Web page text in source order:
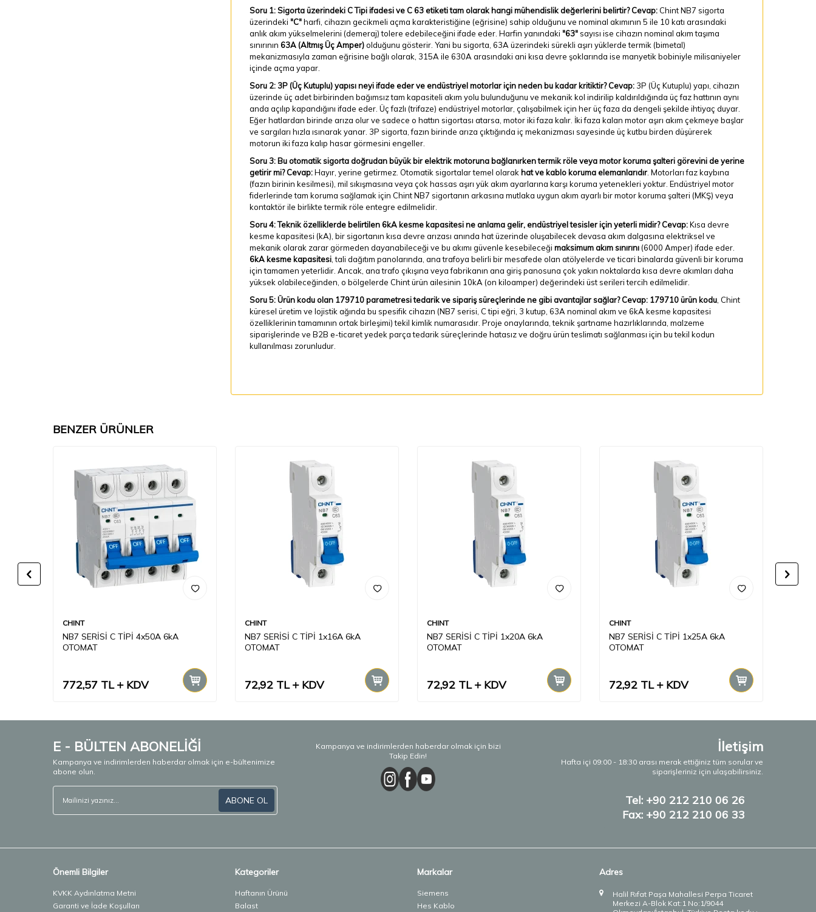
Soru 1: Sigorta üzerindeki C Tipi ifadesi ve C 63 etiketi tam olarak hangi mühendislik değerlerini belirtir? Cevap:Chint NB7 sigorta
üzerindeki "C"harfi, cihazın gecikmeli açma karakteristiğine (eğrisine) sahip olduğunu ve nominal akımının 5 ile 10 katı arasındaki
anlık akım yükselmelerini (demeraj) tolere edebileceğini ifade eder. Harfin yanındaki "63"sayısı ise cihazın nominal akım taşıma
sınırının 63A (Altmış Üç Amper)olduğunu gösterir. Yani bu sigorta, 63A üzerindeki sürekli aşırı yüklerde termik (bimetal)
mekanizmasıyla zaman eğrisine bağlı olarak, 315A ile 630A arasındaki ani kısa devre şoklarında ise manyetik bobiniyle milisaniyeler
içinde açma yapar.
Soru 2: 3P (Üç Kutuplu) yapısı neyi ifade eder ve endüstriyel motorlar için neden bu kadar kritiktir? Cevap:3P (Üç Kutuplu) yapı, cihazın
üzerinde üç adet birbirinden bağımsız tam kapasiteli akım yolu bulunduğunu ve mekanik kol indirilip kaldırıldığında üç faz hattının aynı
anda açılıp kapandığını ifade eder. Üç fazlı (trifaze) endüstriyel motorlar, çalışabilmek için her üç faza da dengeli şekilde ihtiyaç duyar.
Eğer hatlardan birinde arıza olur ve sadece o hattın sigortası atarsa, motor iki faza kalır. İki faza kalan motor aşırı akım çekmeye başlar
ve sargıları hızla ısınarak yanar. 3P sigorta, fazın birinde arıza çıktığında iç mekanizması sayesinde üç kutbu birden düşürerek
motorun iki faza kalıp hasar görmesini engeller.
Soru 3: Bu otomatik sigorta doğrudan büyük bir elektrik motoruna bağlanırken termik röle veya motor koruma şalteri görevini de yerine
getirir mi? Cevap:Hayır, yerine getirmez. Otomatik sigortalar temel olarak hat ve kablo koruma elemanlarıdır. Motorları faz kaybına
(fazın birinin kesilmesi), mil sıkışmasına veya çok hassas aşırı yük akım ayarlarına karşı koruma yetenekleri yoktur. Endüstriyel motor
fiderlerinde tam koruma sağlamak için Chint NB7 sigortanın arkasına mutlaka uygun akım ayarlı bir motor koruma şalteri (MKŞ) veya
kontaktör ile birlikte termik röle entegre edilmelidir.
Soru 4: Teknik özelliklerde belirtilen 6kA kesme kapasitesi ne anlama gelir, endüstriyel tesisler için yeterli midir? Cevap:Kısa devre
kesme kapasitesi (kA), bir sigortanın kısa devre arızası anında hat üzerinde oluşabilecek devasa akım dalgasına elektriksel ve
mekanik olarak zarar görmeden dayanabileceği ve bu akımı güvenle kesebileceği maksimum akım sınırını(6000 Amper) ifade eder.
6kA kesme kapasitesi, tali dağıtım panolarında, ana trafoya belirli bir mesafede olan atölyelerde ve ticari binalarda güvenli bir koruma
için tamamen yeterlidir. Ancak, ana trafo çıkışına veya fabrikanın ana giriş panosuna çok yakın noktalarda kısa devre akımları daha
yüksek olabileceğinden, o bölgelerde Chint ürün ailesinin 10kA (on kiloamper) değerindeki üst serileri tercih edilmelidir.
Soru 5: Ürün kodu olan 179710 parametresi tedarik ve sipariş süreçlerinde ne gibi avantajlar sağlar? Cevap: 179710 ürün kodu, Chint
küresel üretim ve lojistik ağında bu spesifik cihazın (NB7 serisi, C tipi eğri, 3 kutup, 63A nominal akım ve 6kA kesme kapasitesi
özelliklerinin tamamının ortak birleşimi) tekil kimlik numarasıdır. Proje onaylarında, teknik şartname hazırlıklarında, malzeme
siparişlerinde ve B2B e-ticaret yedek parça tedarik süreçlerinde hatasız ve doğru ürün teslimatı sağlanması için bu tekil kodun
kullanılması zorunludur.
BENZER ÜRÜNLER
CHINT
NB7 SERİSİ C TİPİ 4x50A 6kA
OTOMAT
772,57 TL KDV
CHINT
NB7 SERİSİ C TİPİ 1x16A 6kA
OTOMAT
72,92 TL KDV
CHINT
NB7 SERİSİ C TİPİ 1x20A 6kA
OTOMAT
72,92 TL KDV
CHINT
NB7 SERİSİ C TİPİ 1x25A 6kA
OTOMAT
72,92 TL KDV
E - BÜLTEN ABONELİĞİ
Kampanya ve indirimlerden haberdar olmak için e-bültenimize
abone olun.
ABONE OL
Kampanya ve indirimlerden haberdar olmak için bizi
Takip Edin!
İletişim
Hafta içi 09:00 - 18:30 arası merak ettiğiniz tüm sorular ve
siparişleriniz için ulaşabilirsiniz.
Tel: +90 212 210 06 26
Fax: +90 212 210 06 33
Önemli Bilgiler
KVKK Aydınlatma Metni
Garanti ve İade Koşulları
Kategoriler
Haftanın Ürünü
Balast
Markalar
Siemens
Hes Kablo
Adres
Halil Rıfat Paşa Mahallesi Perpa Ticaret
Merkezi A-Blok Kat:1 No:1/9044